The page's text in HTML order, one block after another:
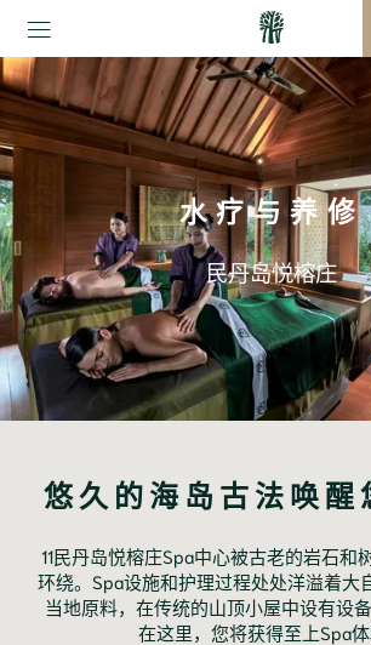
水疗与养修
民丹岛悦榕庄
悠久的海岛古法唤醒
11民丹岛悦榕庄Spa中心被古老的岩石和
环绕。Spa设施和护理过程处处洋溢着大
当地原料，在传统的山顶小屋中设有设备
在这里，您将获得至上Spa体